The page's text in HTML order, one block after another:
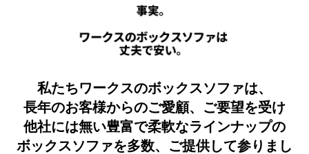
私たちワークスのボックスソファは、
長年のお客様からのご愛顧、ご要望を受け
他社には無い豊富で柔軟なラインナップの
ボックスソファを多数、ご提供して参りまし